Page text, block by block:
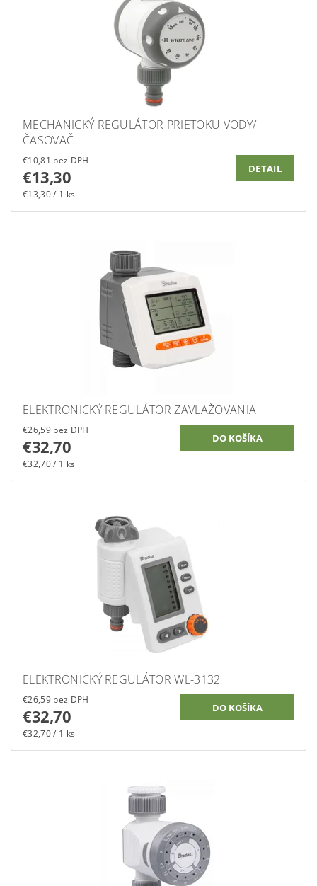
MECHANICKÝ REGULÁTOR PRIETOKU VODY/
ČASOVAČ
€10,81 bez DPH
€13,30
€13,30 / 1 ks
DETAIL
ELEKTRONICKÝ REGULÁTOR ZAVLAŽOVANIA
€26,59 bez DPH
€32,70
€32,70 / 1 ks
ELEKTRONICKÝ REGULÁTOR WL-3132
€26,59 bez DPH
€32,70
€32,70 / 1 ks